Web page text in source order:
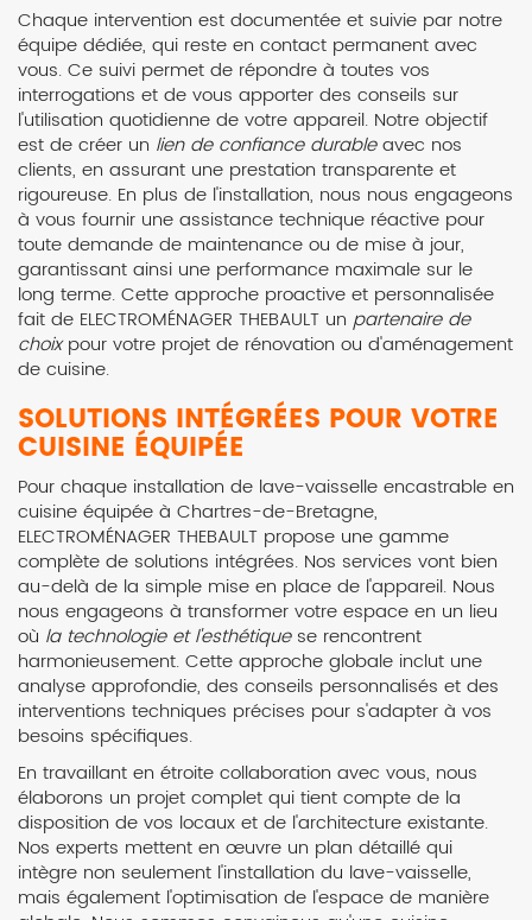
Chaque intervention est documentée et suivie par notre
équipe dédiée, qui reste en contact permanent avec
vous. Ce suivi permet de répondre à toutes vos
interrogations et de vous apporter des conseils sur
l'utilisation quotidienne de votre appareil. Notre objectif
est de créer un lien de confiance durableavec nos
clients, en assurant une prestation transparente et
rigoureuse. En plus de l'installation, nous nous engageons
à vous fournir une assistance technique réactive pour
toute demande de maintenance ou de mise à jour,
garantissant ainsi une performance maximale sur le
long terme. Cette approche proactive et personnalisée
fait de ELECTROMÉNAGER THEBAULT un partenaire de
choixpour votre projet de rénovation ou d'aménagement
de cuisine.
SOLUTIONS INTÉGRÉES POUR VOTRE
CUISINE ÉQUIPÉE
Pour chaque installation de lave-vaisselle encastrable en
cuisine équipée à Chartres-de-Bretagne,
ELECTROMÉNAGER THEBAULT propose une gamme
complète de solutions intégrées. Nos services vont bien
au-delà de la simple mise en place de l'appareil. Nous
nous engageons à transformer votre espace en un lieu
où la technologie et l'esthétiquese rencontrent
harmonieusement. Cette approche globale inclut une
analyse approfondie, des conseils personnalisés et des
interventions techniques précises pour s'adapter à vos
besoins spécifiques.
En travaillant en étroite collaboration avec vous, nous
élaborons un projet complet qui tient compte de la
disposition de vos locaux et de l'architecture existante.
Nos experts mettent en œuvre un plan détaillé qui
intègre non seulement l'installation du lave-vaisselle,
mais également l'optimisation de l'espace de manière